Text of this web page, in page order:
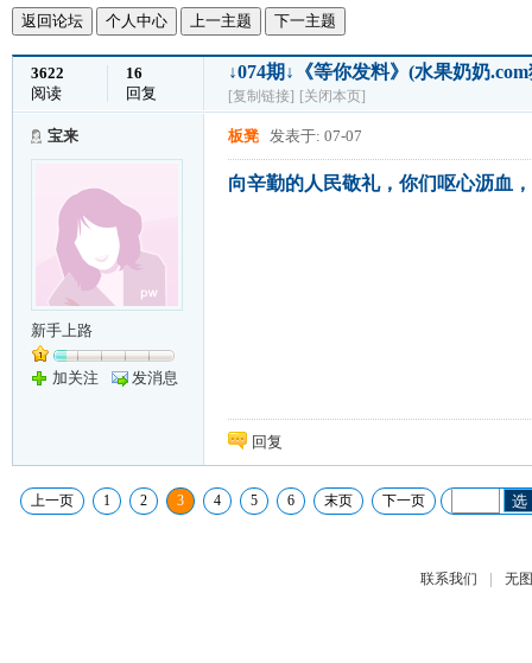
返回论坛 个人中心 上一主题 下一主题
3622
阅读
16
回复
↓074期↓《等你发料》(水果奶奶
[复制链接] [关闭本页]
宝来
新手上路
加关注 发消息
板凳 发表于: 07-07
向辛勤的人民敬礼，你们呕心沥血
回复
上一页 1 2 3 4 5 6 末页 下一页 选
联系我们 | 无